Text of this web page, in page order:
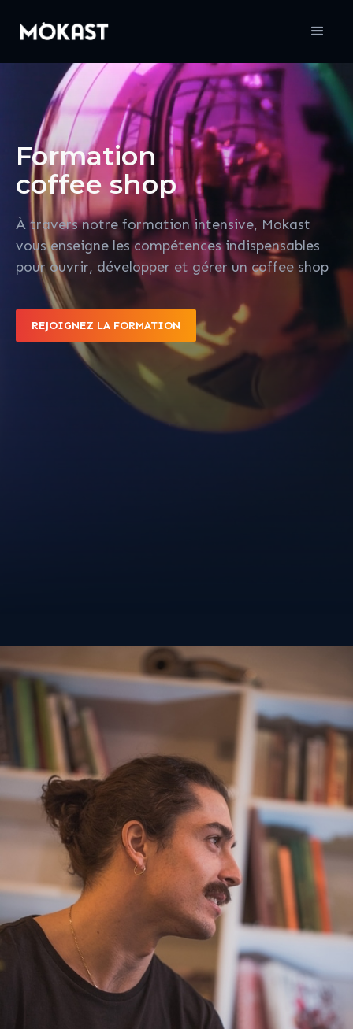
Formation
coffee shop
À travers notre formation intensive, Mokast
vous enseigne les compétences indispensables
pour ouvrir, développer et gérer un coffee shop
REJOIGNEZ LA FORMATION